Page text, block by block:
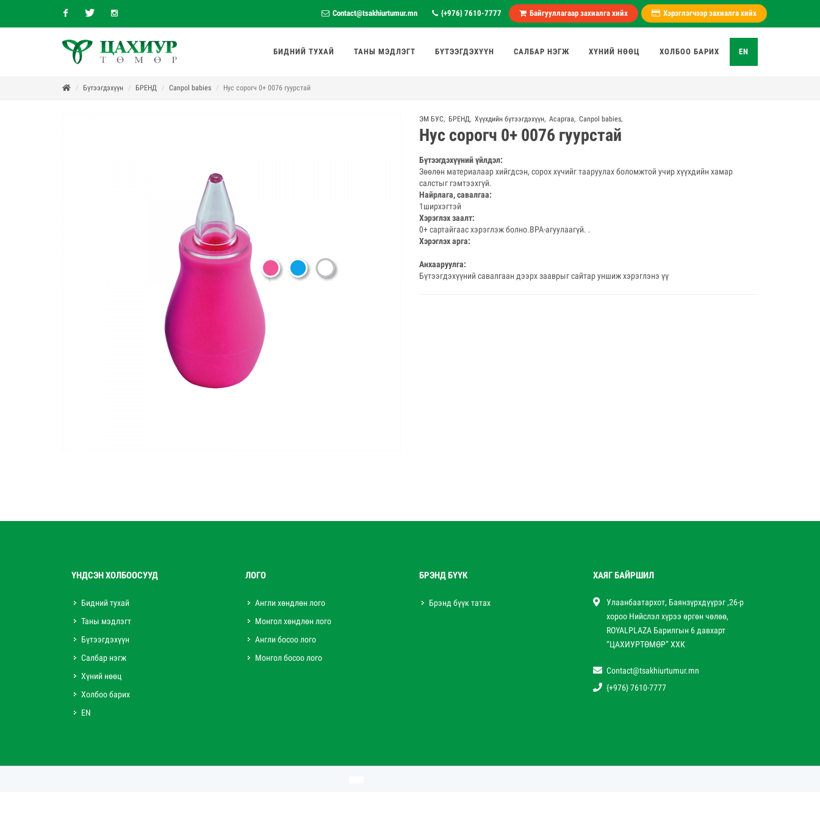
FacebookTwitter Instagram
Contact@tsakhiurtumur.mn {+976} 7610-7777 Байгууллагаар захиалга хийх Хэрэглэгчээр захиалга хийх
БИДНИЙ ТУХАЙ ТАНЫ МЭДЛЭГТ БҮТЭЭГДЭХҮҮН САЛБАР НЭГЖ ХҮНИЙ НӨӨЦ ХОЛБОО БАРИХ EN
Бүтээгдэхүүн БРЕНД Canpol babies Нус сорогч 0+ 0076 гуурстай
ЭМ БУС, БРЕНД, Хүүхдийн бүтээгдэхүүн, Асаргаа, Canpol babies,
Нус сорогч 0+ 0076 гуурстай
Бүтээгдэхүүний үйлдэл:
Зөөлөн материалаар хийгдсэн, сорох хүчийг тааруулах боломжтой учир хүүхдийн хамар
салстыг гэмтээхгүй.
Найрлага, савалгаа:
1ширхэгтэй
Хэрэглэх заалт:
0+ сартайгаас хэрэглэж болно.BPA-агуулаагүй. .
Хэрэглэх арга:
Анхааруулга:
Бүтээгдэхүүний савалгаан дээрх зааврыг сайтар уншиж хэрэглэнэ үү
ҮНДСЭН ХОЛБООСУУД
Бидний тухай
Таны мэдлэгт
Бүтээгдэхүүн
Салбар нэгж
Хүний нөөц
Холбоо барих
EN
ЛОГО
Англи хөндлөн лого
Монгол хөндлөн лого
Англи босоо лого
Монгол босоо лого
БРЭНД БҮҮК
Брэнд бүүк татах
ХАЯГ БАЙРШИЛ
Улаанбаатархот, Баянзүрхдүүрэг ,26-р
хороо Нийслэл хүрээ өргөн чөлөө,
ROYALPLAZA Барилгын 6 давхарт
“ЦАХИУРТӨМӨР” ХХК
Contact@tsakhiurtumur.mn
{+976} 7610-7777